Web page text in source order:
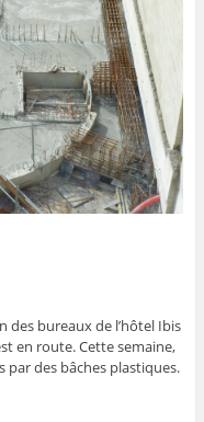
des bureaux de l’hôtel Ibis
en route. Cette semaine,
par des bâches plastiques.